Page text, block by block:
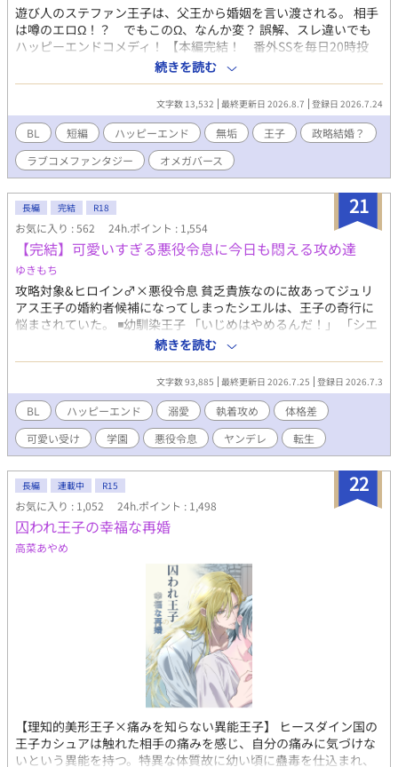
遊び人のステファン王子は、父王から婚姻を言い渡される。 相手
は噂のエロΩ！？ でもこのΩ、なんか変？ 誤解、スレ違いでも
ハッピーエンドコメディ！ 【本編完結！ 番外SSを毎日20時投
稿！】 R18話には※が付いています。 直接的な行為はありません
が、念のため付けています。
続きを読む
文字数 13,532 最終更新日 2026.8.7 登録日 2026.7.24
BL 短編 ハッピーエンド 無垢 王子
政略結婚？
ラブコメファンタジー
オメガバース
21
長編 完結 R18
お気に入り : 562 24h.ポイント : 1,554
【完結】可愛いすぎる悪役令息に今日も悶える攻め達
ゆきもち
攻略対象&ヒロイン♂×悪役令息 貧乏貴族なのに故あってジュリ
アス王子の婚約者候補になってしまったシエルは、王子の奇行に
悩まされていた。 ◾️幼馴染王子 「いじめはやめるんだ！」 「シエ
ルは、嫉妬してこんな事したんだよな？」 ※設定のせいで最初は
空回りのやらかしばかりです。かっこいい攻めではありません
が、シエルへの愛は誰にも負けません！ ◾️ヒロイン♂ 注意！中身
はバリタチ 「セックスはスポーツだよ♪」 ◾️過保護な従者 「お前
は俺がいないと、何にも出来ないんだから」 ◾️弟（転生者） 「ー
ー 兄さんは僕が幸せにする！」 ◾️騎士団長の息子 「俺は貴方
の守護騎士です」 果たしてシエルは幸せになる事が出来るの
か……？ ★最終的には、やらかし王子とハッピーエンド予定で
す。 注意！ がっつり本番はありませんが、随所に、匂わせ、エ
ロが絡むシーン、攻めが変態になるシーンがあります。 ちょこち
ょこ出てくるので、話のタイトルに※はつけてません。 いつでも
何でもウェルカムな方、どうぞ宜しくお願いします。 後で気づい
てサイレント修正する場合があります。
続きを読む
文字数 93,885 最終更新日 2026.7.25 登録日 2026.7.3
BL ハッピーエンド 溺愛 執着攻め
体格差
可愛い受け
学園 悪役令息 ヤンデレ 転生
22
長編 連載中 R15
お気に入り : 1,052 24h.ポイント : 1,498
囚われ王子の幸福な再婚
高菜あやめ
【理知的美形王子×痛みを知らない異能王子】 ヒースダイン国の
王子カシュアは触れた相手の痛みを感じ、自分の痛みに気づけな
いという異能を持つ。特異な体質故に幼い頃に蠱毒を仕込まれ、